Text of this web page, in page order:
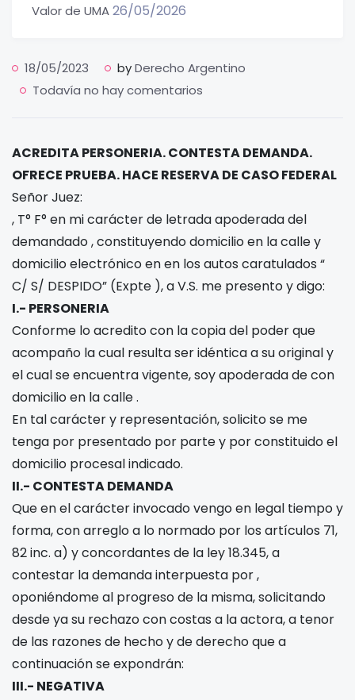
18/05/2023 byDerecho Argentino
Todavía no hay comentarios
ACREDITA PERSONERIA. CONTESTA DEMANDA.
OFRECE PRUEBA. HACE RESERVA DE CASO FEDERAL
Señor Juez:
, T° F° en mi carácter de letrada apoderada del
demandado, constituyendo domicilio en la calley
domicilio electrónico enen los autos caratulados “
C/ S/ DESPIDO” (Expte ), a V.S. me presento y digo:
I.- PERSONERIA
Conforme lo acredito con la copia del poder que
acompaño la cual resulta ser idéntica a su original y
el cual se encuentra vigente, soy apoderada decon
domicilio en la calle.
En tal carácter y representación, solicito se me
tenga por presentado por parte y por constituido el
domicilio procesal indicado.
II.- CONTESTA DEMANDA
Que en el carácter invocado vengo en legal tiempo y
forma, con arreglo a lo normado por los artículos 71,
82 inc. a) y concordantes de la ley 18.345, a
contestar la demanda interpuesta por,
oponiéndome al progreso de la misma, solicitando
desde ya su rechazo con costas a la actora, a tenor
de las razones de hecho y de derecho que a
continuación se expondrán:
III.- NEGATIVA
Valor de UMA26/05/2026